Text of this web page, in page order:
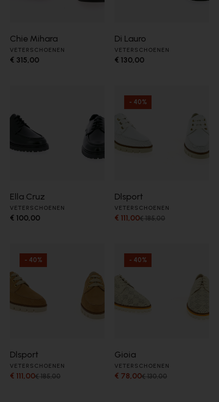
Chie Mihara
VETERSCHOENEN
€ 315,00
Di Lauro
VETERSCHOENEN
€ 130,00
Ella Cruz
VETERSCHOENEN
€ 100,00
- 40%
Dlsport
VETERSCHOENEN
€ 111,00€ 185,00
- 40%
Dlsport
VETERSCHOENEN
€ 111,00€ 185,00
- 40%
Gioia
VETERSCHOENEN
€ 78,00€ 130,00